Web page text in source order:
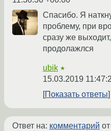
Спасибо. Я
проблему, при
сразу же
продолажлся
ubik ★
15.03.2019
Показать ответы
Ответ на: комментарий